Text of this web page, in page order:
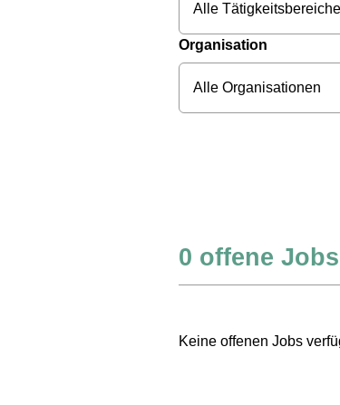
Alle Tätigkeitsbereiche
Organisation
Alle Organisationen
0 offene Jobs
Keine offenen Jobs